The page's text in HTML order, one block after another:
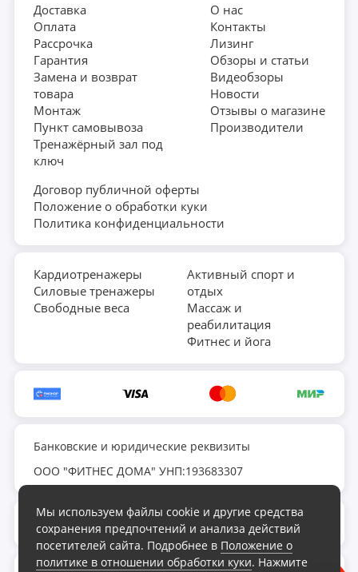
Мы используем файлы cookie и другие средства
сохранения предпочтений и анализа действий
посетителей сайта. Подробнее в Положение о
политике в отношении обработки куки. Нажмите
Доставка
Оплата
Рассрочка
Гарантия
Замена и возврат
товара
Монтаж
Пункт самовывоза
Тренажёрный зал под
ключ
О нас
Контакты
Лизинг
Обзоры и статьи
Видеобзоры
Новости
Отзывы о магазине
Производители
Договор публичной оферты
Положение о обработки куки
Политика конфиденциальности
Кардиотренажеры
Силовые тренажеры
Свободные веса
Активный спорт и
отдых
Массаж и
реабилитация
Фитнес и йога
Банковские и юридические реквизиты
ООО "ФИТНЕС ДОМА" УНП:193683307
fds.by@yandex.ru